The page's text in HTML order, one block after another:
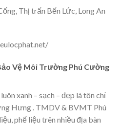
Thị trấn Bến Lức, Long An
Vệ Môi Trường Phú Cường
xanh – sạch – đẹp là tôn chỉ
Hưng . TMDV & BVMT Phú
phế liệu trên nhiều địa bàn